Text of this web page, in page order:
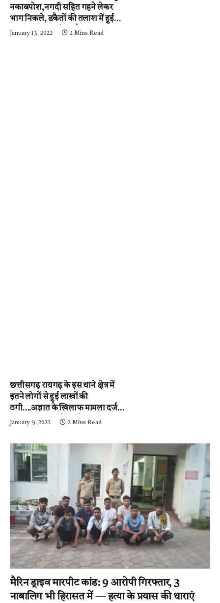
नकाबपोश,नगदी सहित गहने लेकर
भाग निकले, डकैतों की तलाश में हुई
नाकाबंदी…..आईजी और
January 13, 2022 2 Mins Read
छत्तीसगढ़ रायगढ़ के इस थाने क्षेत्र में
इतने लोगों से हुई लाखों की
ठगी….अज्ञात के खिलाफ मामला दर्ज,
पुलिस जुटी जांच में….पढ़े न्यूज़
January 9, 2022 2 Mins Read
मैरिन ड्राइव मारपीट कांड: 9 आरोपी गिरफ्तार, 3
नाबालिग भी हिरासत में — हत्या के प्रयास की धाराएं